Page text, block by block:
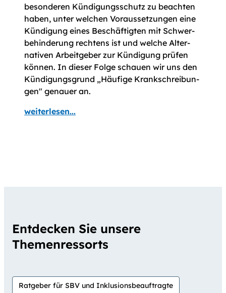
besonderen Kündigungsschutz zu beachten
haben, unter welchen Voraus­setzun­gen eine
Kündigung eines Beschäftigten mit Schwer­
behinderung rechtens ist und welche Alter­
nativen Arbeit­geber zur Kündigung prüfen
können. In dieser Folge schauen wir uns den
Kündigungs­grund „Häufige Krank­schrei­bun­
gen" genauer an.
weiterlesen...
Entdecken Sie unsere
Themenressorts
Ratgeber für SBV und Inklusionsbeauftragte